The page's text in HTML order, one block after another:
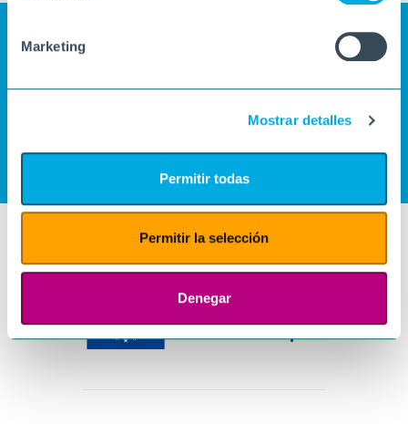
Marketing
Mostrar detalles
Permitir todas
Permitir la selección
Denegar